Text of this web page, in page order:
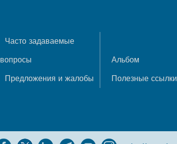
Часто задаваемые
вопросы
Альбом
Предложения и жалобы
Полезные ссылки